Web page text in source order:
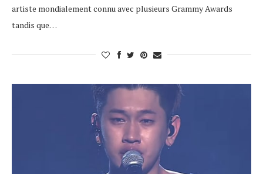
artiste mondialement connu avec plusieurs Grammy Awards
tandis que…